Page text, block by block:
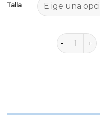
Talla
moda